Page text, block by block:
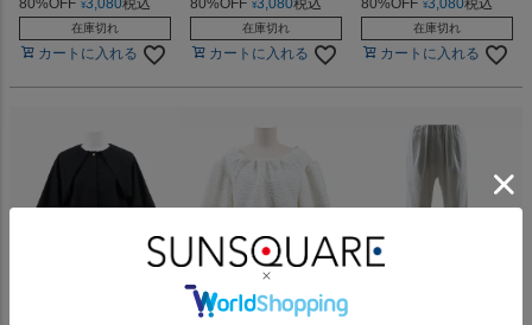
80%OFF ¥3,080税込
在庫切れ
カートに入れる
80%OFF ¥3,080税込
在庫切れ
カートに入れる
80%OFF ¥3,080税込
在庫切れ
カートに入れる